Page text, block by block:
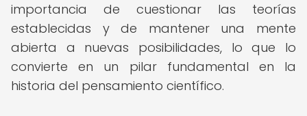
importancia de cuestionar las teorías
establecidas y de mantener una mente
abierta a nuevas posibilidades, lo que lo
convierte en un pilar fundamental en la
historia del pensamiento científico.